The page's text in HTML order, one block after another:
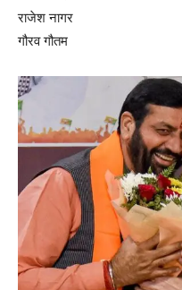
राजेश नागर
गौरव गौतम